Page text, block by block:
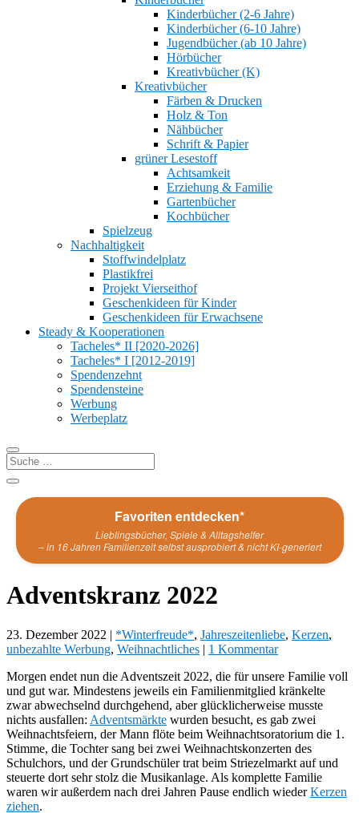
Kinderbücher (2-6 Jahre)
Kinderbücher (6-10 Jahre)
Jugendbücher (ab 10 Jahre)
Hörbücher
Kreativbücher (K)
Kreativbücher
Färben & Drucken
Holz & Ton
Nähbücher
Schrift & Papier
grüner Lesestoff
Achtsamkeit
Erziehung & Familie
Gartenbücher
Kochbücher
Spielzeug
Nachhaltigkeit
Stoffwindelplatz
Plastikfrei
Projekt Vierseithof
Geschenkideen für Kinder
Geschenkideen für Erwachsene
Steady & Kooperationen
Tacheles* II [2020-2026]
Tacheles* I [2012-2019]
Spendenzehnt
Spendensteine
Werbung
Werbeplatz
Favoriten entdecken*
Lieblingsbücher, Spiele & Alltagshelfer
– in 16 Jahren Familienzeit selbst ausprobiert & nicht KI-generiert
Adventskranz 2022
23. Dezember 2022 | *Winterfreude*, Jahreszeitenliebe, Kerzen,
unbezahlte Werbung, Weihnachtliches | 1 Kommentar
Morgen endet nun die Adventszeit 2022, die für unsere Familie voll
und gut war. Mindestens jeweils ein Familienmitglied kränkelte
zwar abwechselnd durchgehend, aber glücklicherweise musste
nichts ausfallen: Adventsmärkte wurden besucht, es gab zwei
Weihnachtsfeiern, der Mann flöte beim Weihnachtsoratorium die 1.
Stimme, die Tochter sang bei zwei Weihnachtskonzerten des
Schulchors, und der Grundschüler trat beim Striezelmarkt auf und
steuerte dort sehr stolz die Musikanlage. Als komplette Familie
waren wir außerdem nach drei Jahren Pause endlich wiederKerzen
ziehen.